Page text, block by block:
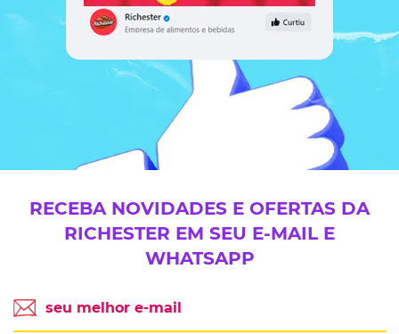
RECEBA NOVIDADES E OFERTAS DA
RICHESTER EM SEU E-MAIL E
WHATSAPP